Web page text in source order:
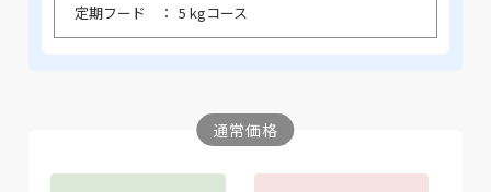
定期フード
5 kgコース
通常価格